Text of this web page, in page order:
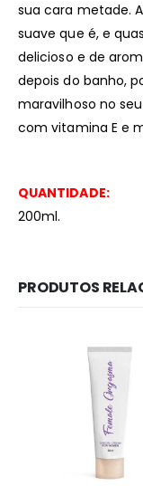
sua cara metade.
suave que é, e
delicioso e de
depois do banho,
maravilhoso no
com vitamina E e
QUANTIDADE:
200ml.
PRODUTOS